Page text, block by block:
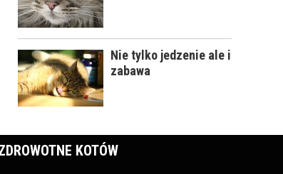
Nie tylko jedzenie ale i
zabawa
KOTÓW